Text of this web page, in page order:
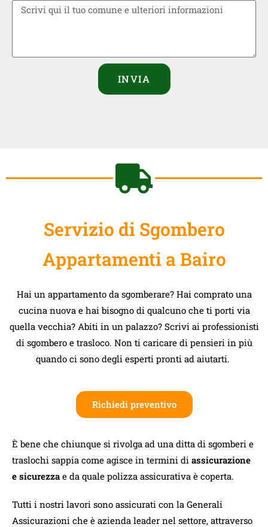
INVIA
Servizio di Sgombero
Appartamenti a Bairo
Hai un appartamento da sgomberare? Hai comprato una
cucina nuova e hai bisogno di qualcuno che ti porti via
quella vecchia? Abiti in un palazzo? Scrivi ai professionisti
di sgombero e trasloco. Non ti caricare di pensieri in più
quando ci sono degli esperti pronti ad aiutarti.
Richiedi preventivo
È bene che chiunque si rivolga ad una ditta di sgomberi e
traslochi sappia come agisce in termini di assicurazione
e sicurezza e da quale polizza assicurativa è coperta.
Tutti i nostri lavori sono assicurati con la Generali
Assicurazioni che è azienda leader nel settore, attraverso